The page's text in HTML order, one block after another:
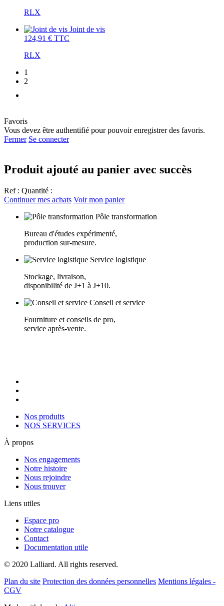
RLX
Joint de vis
124,91 € TTC
RLX
1
2
Favoris
Vous devez être authentifié pour pouvoir enregistrer des favoris.
Fermer Se connecter
Produit ajouté au panier avec succès
Ref : Quantité :
Continuer mes achats Voir mon panier
Pôle transformation
Bureau d'études expérimenté,
production sur-mesure.
Service logistique
Stockage, livraison,
disponibilité de J+1 à J+10.
Conseil et service
Fourniture et conseils de pro,
service après-vente.
Nos produits
NOS SERVICES
À propos
Nos engagements
Notre histoire
Nous rejoindre
Nous trouver
Liens utiles
Espace pro
Notre catalogue
Contact
Documentation utile
© 2020 Lalliard. All rights reserved.
Plan du site Protection des données personnelles Mentions légales -
CGV